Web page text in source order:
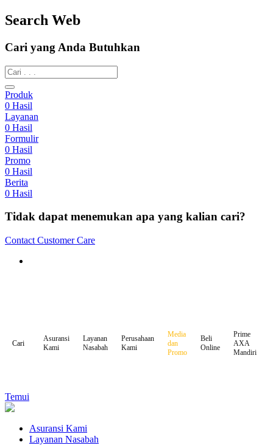
Search Web
Cari yang Anda Butuhkan
Produk
0 Hasil
Layanan
0 Hasil
Formulir
0 Hasil
Promo
0 Hasil
Berita
0 Hasil
Tidak dapat menemukan apa yang kalian cari?
Contact Customer Care
Cari
Asuransi
Kami
Layanan
Nasabah
Perusahaan
Kami
Media
dan
Promo
Beli
Online
Prime
AXA
Mandiri
Temui
Asuransi Kami
Layanan Nasabah